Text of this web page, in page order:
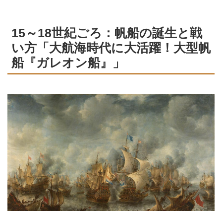
15～18世紀ごろ：帆船の誕生と戦
い方「大航海時代に大活躍！大型帆
船『ガレオン船』」